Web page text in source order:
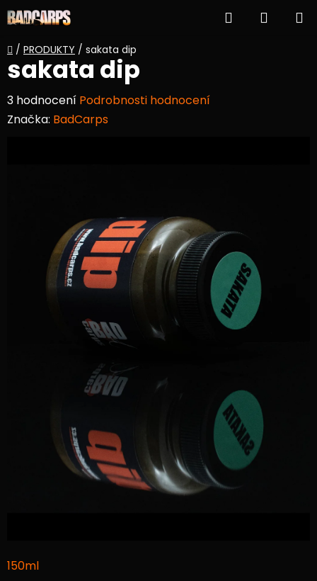
Přejít
na
Hledat
Domů
/ PRODUKTY / sakata dip
150ml
sakata dip
Průměrné
hodnocení
hvězdiček.
3 hodnocení Podrobnosti hodnocení
Značka: BadCarps